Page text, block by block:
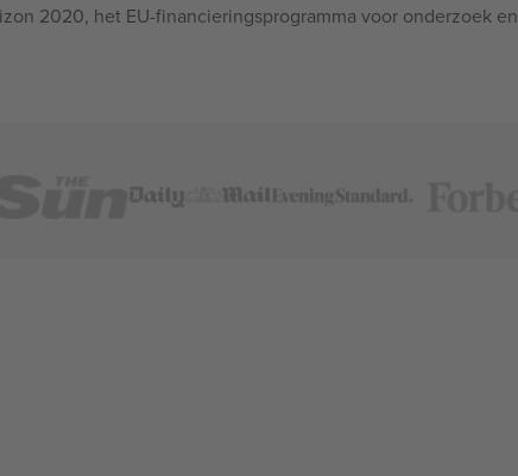
2020, het EU-financieringsprogramma voor onderzoek en